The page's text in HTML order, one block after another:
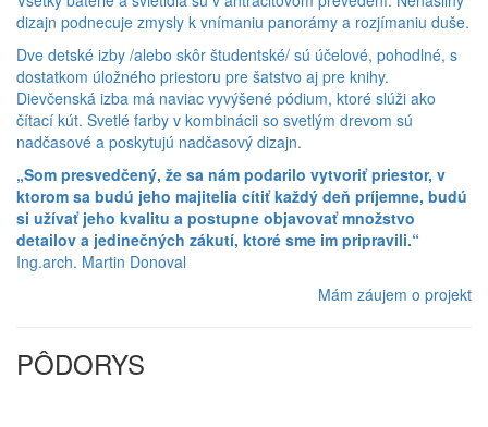
dizajn podnecuje zmysly k vnímaniu panorámy a rozjímaniu duše.
Dve detské izby /alebo skôr študentské/ sú účelové, pohodlné, s
dostatkom úložného priestoru pre šatstvo aj pre knihy.
Dievčenská izba má naviac vyvýšené pódium, ktoré slúži ako
čítací kút. Svetlé farby v kombinácii so svetlým drevom sú
nadčasové a poskytujú nadčasový dizajn.
„Som presvedčený, že sa nám podarilo vytvoriť priestor, v
ktorom sa budú jeho majitelia cítiť každý deň príjemne, budú
si užívať jeho kvalitu a postupne objavovať množstvo
detailov a jedinečných zákutí, ktoré sme im pripravili.“
Ing.arch. Martin Donoval
Mám záujem o projekt
PÔDORYS